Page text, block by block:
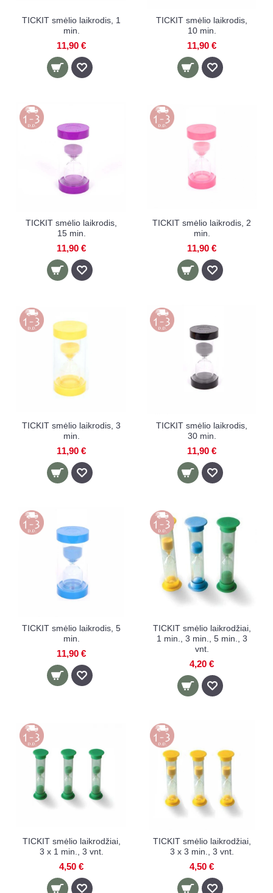
TICKIT smėlio laikrodis, 1
min.
11,90 €
TICKIT smėlio laikrodis,
10 min.
11,90 €
TICKIT smėlio laikrodis,
15 min.
11,90 €
TICKIT smėlio laikrodis, 2
min.
11,90 €
TICKIT smėlio laikrodis, 3
min.
11,90 €
TICKIT smėlio laikrodis,
30 min.
11,90 €
TICKIT smėlio laikrodis, 5
min.
11,90 €
TICKIT smėlio laikrodžiai,
1 min., 3 min., 5 min., 3
vnt.
4,20 €
TICKIT smėlio laikrodžiai,
3 x 1 min., 3 vnt.
4,50 €
TICKIT smėlio laikrodžiai,
3 x 3 min., 3 vnt.
4,50 €